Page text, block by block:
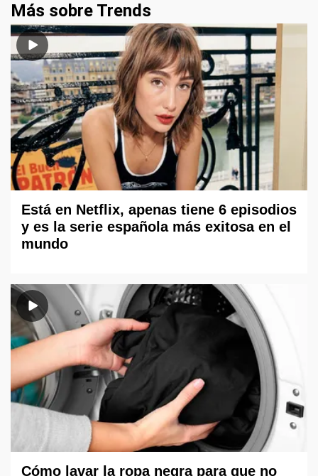
Más sobre Trends
Está en Netflix, apenas tiene 6 episodios
y es la serie española más exitosa en el
mundo
Cómo lavar la ropa negra para que no